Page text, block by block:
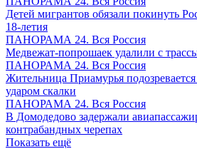
Детей мигрантов обязали покинуть
18-летия
ПАНОРАМА 24. Вся Россия
Медвежат-попрошаек удалили с
ПАНОРАМА 24. Вся Россия
Жительница Приамурья
ударом скалки
ПАНОРАМА 24. Вся Россия
В Домодедово задержали
контрабандных черепах
Показать ещё